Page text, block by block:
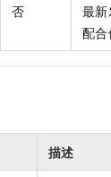
否
最
配合
描述